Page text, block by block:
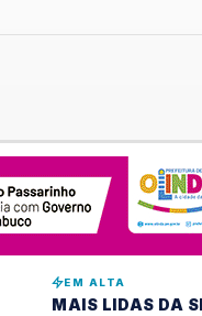
EM ALTA
MAIS LIDAS DA